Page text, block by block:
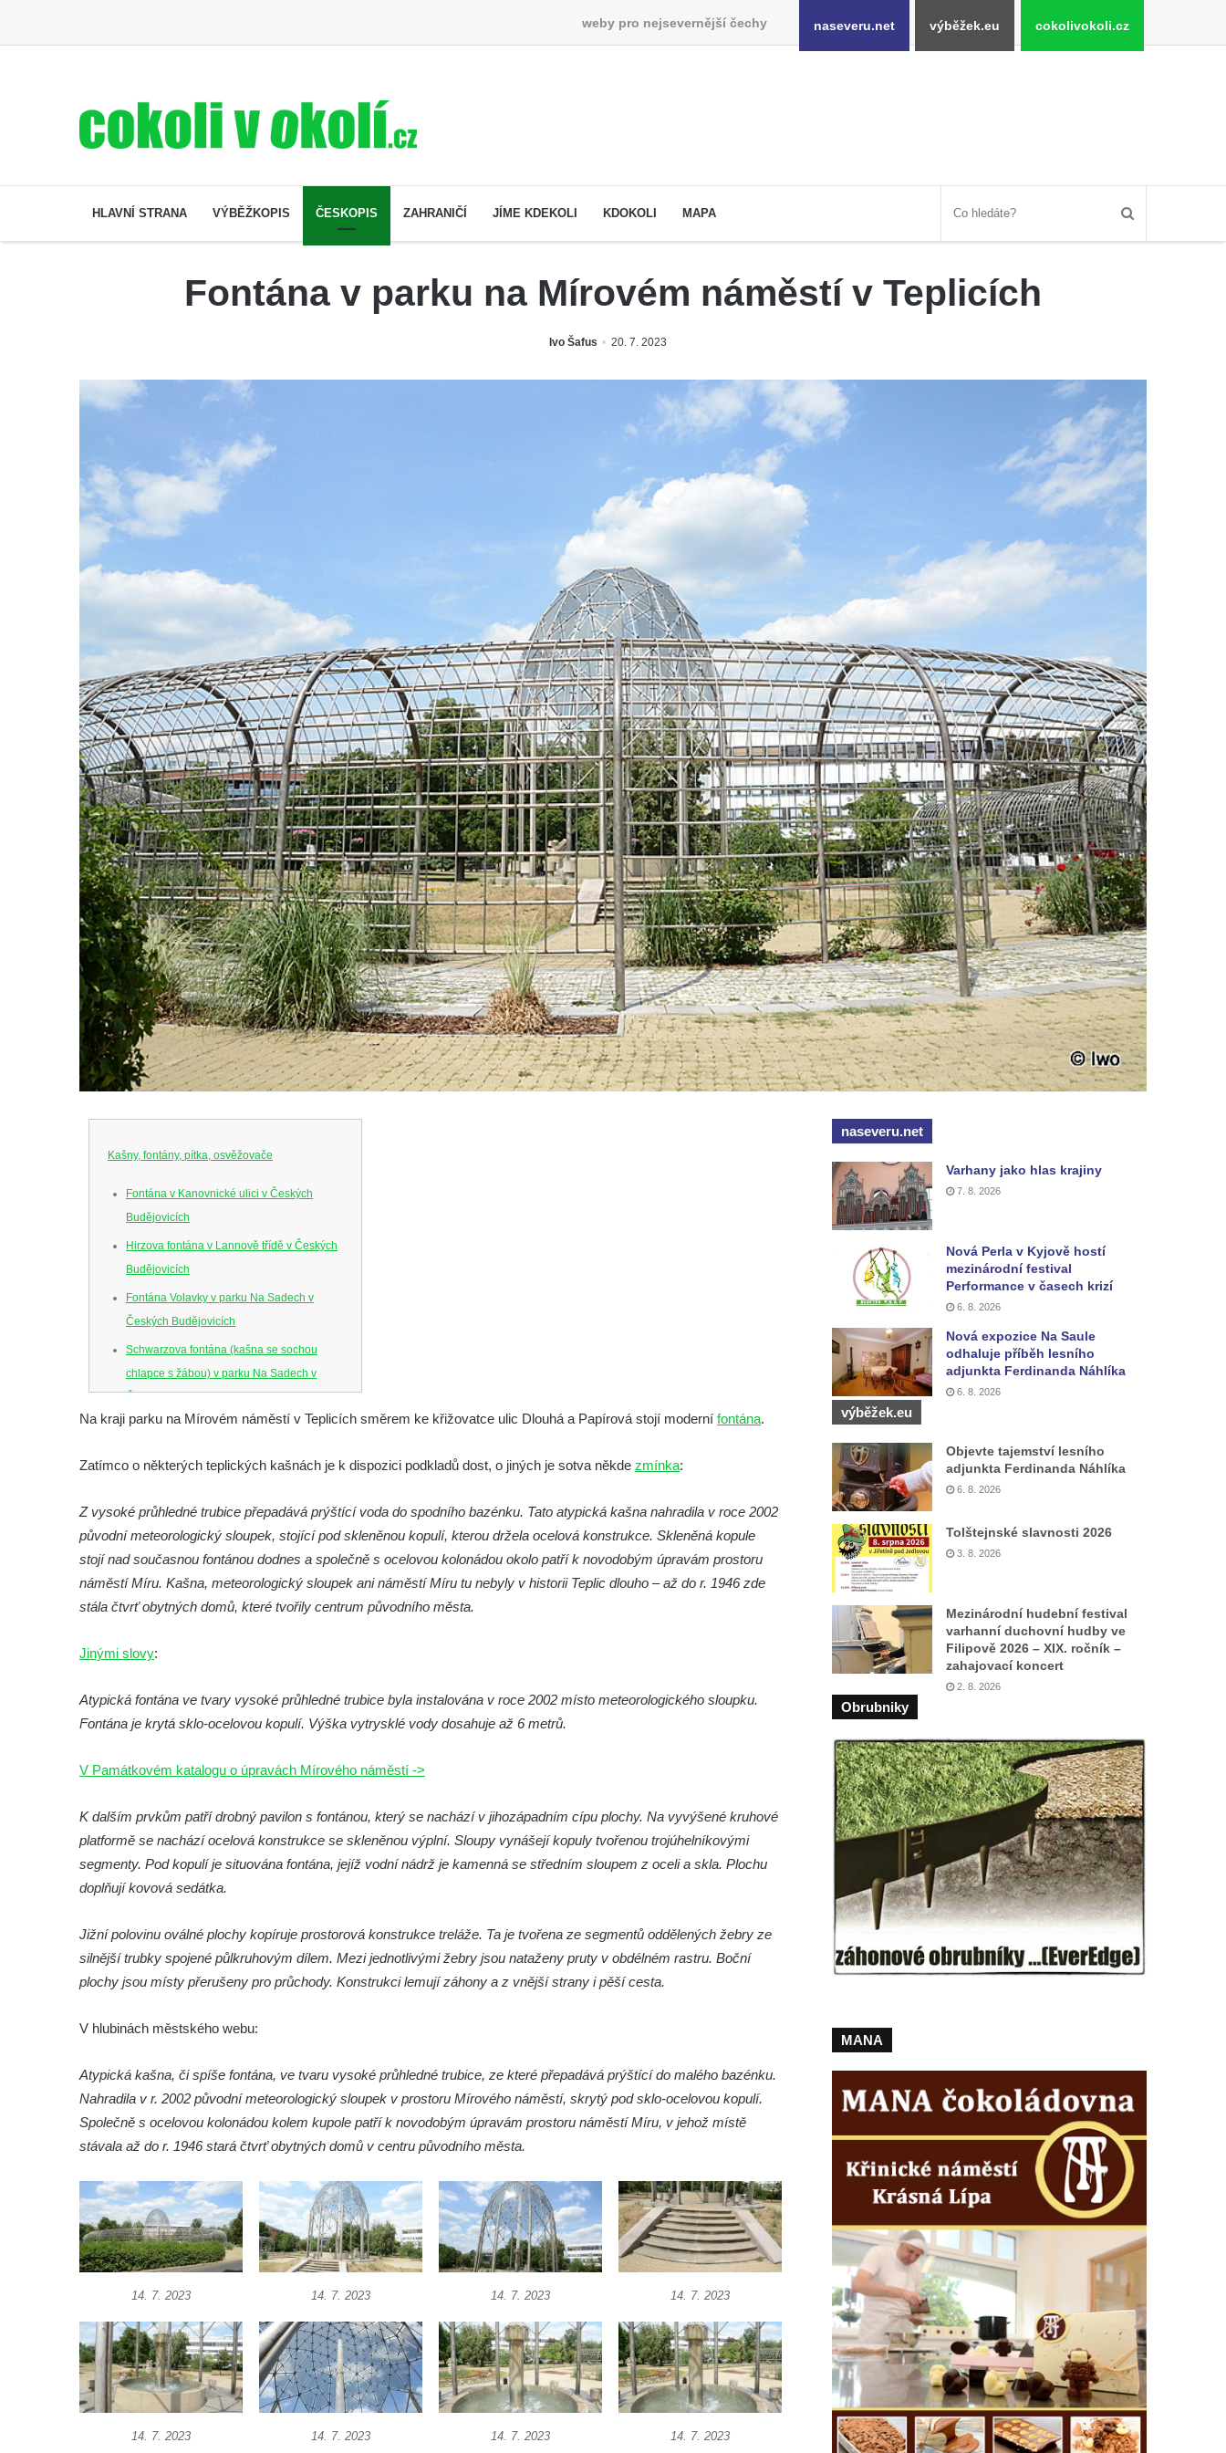
weby pro nejsevernější čechy naseveru.net výběžek.eu cokolivokoli.cz
HLAVNÍ STRANA VÝBĚŽKOPIS ČESKOPIS ZAHRANIČÍ JÍME KDEKOLI KDOKOLI MAPA
Fontána v parku na Mírovém náměstí v Teplicích
Ivo Šafus 20. 7. 2023
Kašny, fontány, pítka, osvěžovače
Fontána v Kanovnické ulici v Českých
Budějovicích
Hirzova fontána v Lannově třídě v Českých
Budějovicích
Fontána Volavky v parku Na Sadech v
Českých Budějovicích
Schwarzova fontána (kašna se sochou
chlapce s žábou) v parku Na Sadech v
Českých Budějovicích
Kašna v parku Na Sadech u Pražské třídy v
Samsonova kašna na náměstí Přemysla
Kašna na náměstí J. V. Kamarýta ve
Velešíně
Kašna na nádvoří za vstupem v ZOO
Leipzig
Leipzig
Kamenici
Kašna na náměstí Míru v Bochově
Duchcově
Kašna s reliéfem v Knížecí zahradě v
Duchcově
Kašna na náměstí T. G. Masaryka ve
Frýdlantu
Kašna u sochy svatého Jakuba della Marca
Fontána na náměstí E. Beneše v Milevsku
Metují
Kašna v Sadech Československé armády v
Teplicích před budovou Kamenných lázní
parku u Hadích lázní v Teplicích
Fontána u Městského úřadu v Tanvaldu
Fontána před zámkem Nový Berštejn
Kašna na křižovatce v Cítolibech
Kašna na návsi ve Strupčicích
Studna u kostela Narození Panny Marie v
Libochovanech
Kašna na náměstí Tomáše Garrigue
Masaryka v České Lípě
Kašna na Mírovém náměstí v Postoloprtech
Na kraji parku na Mírovém náměstí v Teplicích směrem ke křižovatce ulic Dlouhá a Papírová stojí moderní fontána.
Zatímco o některých teplických kašnách je k dispozici podkladů dost, o jiných je sotva někde zmínka:
Z vysoké průhledné trubice přepadává prýštící voda do spodního bazénku. Tato atypická kašna nahradila v roce 2002
původní meteorologický sloupek, stojící pod skleněnou kopulí, kterou držela ocelová konstrukce. Skleněná kopule
stojí nad současnou fontánou dodnes a společně s ocelovou kolonádou okolo patří k novodobým úpravám prostoru
náměstí Míru. Kašna, meteorologický sloupek ani náměstí Míru tu nebyly v historii Teplic dlouho – až do r. 1946 zde
stála čtvrť obytných domů, které tvořily centrum původního města.
Jinými slovy:
Atypická fontána ve tvary vysoké průhledné trubice byla instalována v roce 2002 místo meteorologického sloupku.
Fontána je krytá sklo-ocelovou kopulí. Výška vytrysklé vody dosahuje až 6 metrů.
V Památkovém katalogu o úpravách Mírového náměstí ->
K dalším prvkům patří drobný pavilon s fontánou, který se nachází v jihozápadním cípu plochy. Na vyvýšené kruhové
platformě se nachází ocelová konstrukce se skleněnou výplní. Sloupy vynášejí kopuly tvořenou trojúhelníkovými
segmenty. Pod kopulí je situována fontána, jejíž vodní nádrž je kamenná se středním sloupem z oceli a skla. Plochu
doplňují kovová sedátka.
Jižní polovinu oválné plochy kopíruje prostorová konstrukce treláže. Ta je tvořena ze segmentů oddělených žebry ze
silnější trubky spojené půlkruhovým dílem. Mezi jednotlivými žebry jsou nataženy pruty v obdélném rastru. Boční
plochy jsou místy přerušeny pro průchody. Konstrukci lemují záhony a z vnější strany i pěší cesta.
V hlubinách městského webu:
Atypická kašna, či spíše fontána, ve tvaru vysoké průhledné trubice, ze které přepadává prýštící do malého bazénku.
Nahradila v r. 2002 původní meteorologický sloupek v prostoru Mírového náměstí, skrytý pod sklo-ocelovou kopulí.
Společně s ocelovou kolonádou kolem kupole patří k novodobým úpravám prostoru náměstí Míru, v jehož místě
stávala až do r. 1946 stará čtvrť obytných domů v centru původního města.
14. 7. 2023 14. 7. 2023 14. 7. 2023 14. 7. 2023
14. 7. 2023 14. 7. 2023 14. 7. 2023 14. 7. 2023
naseveru.net
Varhany jako hlas krajiny
7. 8. 2026
Nová Perla v Kyjově hostí
mezinárodní festival
Performance v časech krizí
6. 8. 2026
Nová expozice Na Saule
odhaluje příběh lesního
adjunkta Ferdinanda Náhlíka
6. 8. 2026
výběžek.eu
Objevte tajemství lesního
adjunkta Ferdinanda Náhlíka
6. 8. 2026
Tolštejnské slavnosti 2026
3. 8. 2026
Mezinárodní hudební festival
varhanní duchovní hudby ve
Filipově 2026 – XIX. ročník –
zahajovací koncert
2. 8. 2026
Obrubniky
MANA